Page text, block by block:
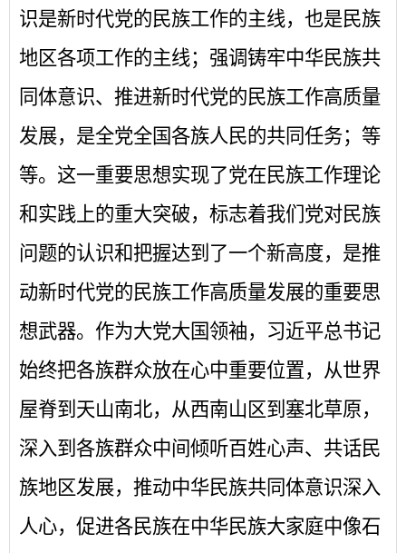
识是新时代党的民族工作的主线，也是民族
地区各项工作的主线；强调铸牢中华民族共
同体意识、推进新时代党的民族工作高质量
发展，是全党全国各族人民的共同任务；等
等。这一重要思想实现了党在民族工作理论
和实践上的重大突破，标志着我们党对民族
问题的认识和把握达到了一个新高度，是推
动新时代党的民族工作高质量发展的重要思
想武器。作为大党大国领袖，习近平总书记
始终把各族群众放在心中重要位置，从世界
屋脊到天山南北，从西南山区到塞北草原，
深入到各族群众中间倾听百姓心声、共话民
族地区发展，推动中华民族共同体意识深入
人心，促进各民族在中华民族大家庭中像石